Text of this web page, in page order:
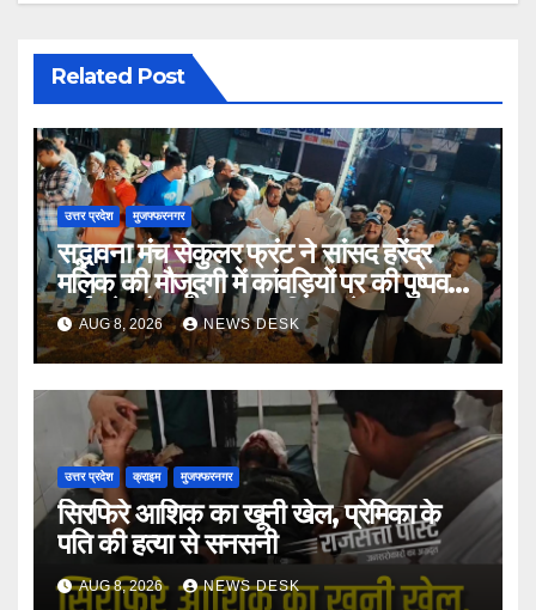
Related Post
उत्तर प्रदेश मुजफ्फरनगर
सद्भावना मंच सेकुलर फ्रंट ने सांसद हरेंद्र
मलिक की मौजूदगी में कांवड़ियों पर की पुष्पवर्षा,
भाईचारे और सद्भावना का दिया संदेश
AUG 8, 2026 NEWS DESK
उत्तर प्रदेश क्राइम मुजफ्फरनगर
सिरफिरे आशिक का खूनी खेल, प्रेमिका के
पति की हत्या से सनसनी
AUG 8, 2026 NEWS DESK